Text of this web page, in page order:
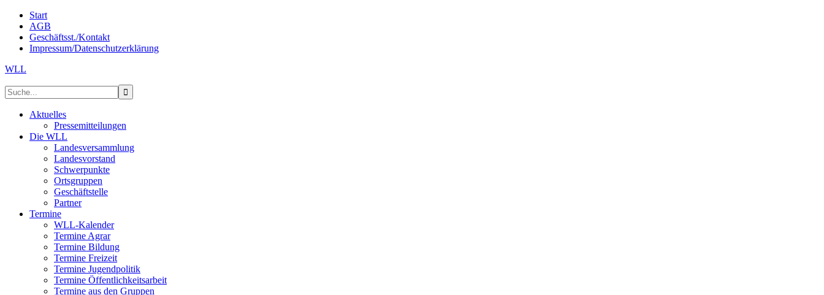
Start
AGB
Geschäftsst./Kontakt
Impressum/Datenschutzerklärung
WLL
Aktuelles
Pressemitteilungen
Die WLL
Landesversammlung
Landesvorstand
Schwerpunkte
Ortsgruppen
Geschäftstelle
Partner
Termine
WLL-Kalender
Termine Agrar
Termine Bildung
Termine Freizeit
Termine Jugendpolitik
Termine Öffentlichkeitsarbeit
Termine aus den Gruppen